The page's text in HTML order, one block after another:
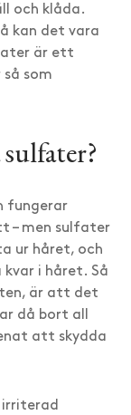
och klåda.
kan det vara
är ett
som
fungerar
– men sulfater
ur håret, och
i håret. Så
är att det
då bort all
att skydda
irriterad